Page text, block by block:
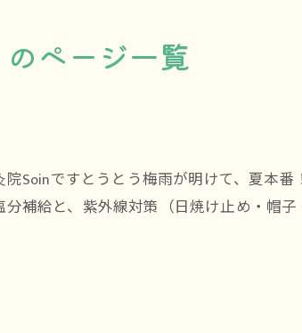
ページ一覧
Soinですとうとう梅雨が明けて、夏本
補給と、紫外線対策（日焼け止め・帽